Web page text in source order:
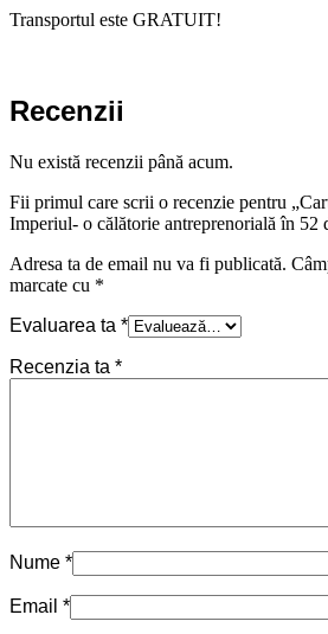
Transportul este GRATUIT!
Recenzii
Nu există recenzii până acum.
Fii primul care scrii o recenzie pentru
Imperiul- o călătorie antreprenorială în 52
Adresa ta de email nu va fi publicată.
marcate cu *
Evaluarea ta *
Recenzia ta *
Nume *
Email *